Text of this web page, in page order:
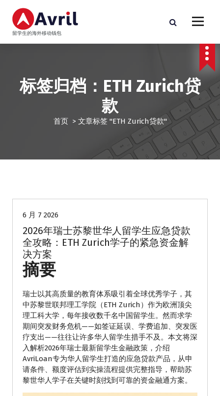
留学生的海外移动钱包
标签归档：ETH Zurich贷
款
首页> 文章标签 "ETH Zurich贷款"
6 月 7 2026
2026年瑞士苏黎世华人留学生应急贷款
全攻略：ETH Zurich学子的紧急资金解
决方案
摘要
瑞士以其高质量的教育体系吸引着全球优秀学子，其
中苏黎世联邦理工学院（ETH Zurich）作为欧洲顶尖
理工科大学，每年接收数千名中国留学生。然而求学
期间突发财务危机——如签证延误、学费追加、突发医
疗支出——往往让许多华人留学生措手不及。本文将深
入解析2026年瑞士最新留学生金融政策，介绍
AvriLoan专为华人留学生打造的应急贷款产品，从申
请条件、额度评估到实操流程提供完整指导，帮助苏
黎世华人学子在关键时刻找到可靠的资金融通方案。